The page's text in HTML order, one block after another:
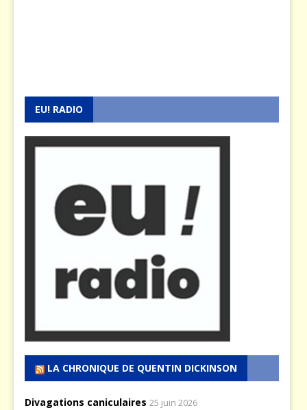
EU! RADIO
LA CHRONIQUE DE QUENTIN DICKINSON
Divagations caniculaires 25 juin 2026